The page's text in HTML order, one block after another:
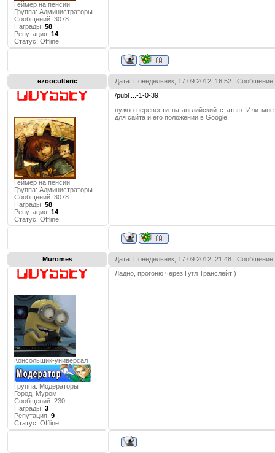
Геймер на пенсии
Группа: Администраторы
Сообщений: 3078
Награды: 58
Репутация: 14
Статус: Offline
ezooculteric Дата: Понедельник, 17.09.2012, 16:52 |
Геймер на пенсии
Группа: Администраторы
Сообщений: 3078
Награды: 58
Репутация: 14
Статус: Offline
/publ....-1-0-39
нужно перевести на английский статью. Или
для сайта и его положении в Google.
Muromes Дата: Понедельник, 17.09.2012, 21:48 |
Консольщик-универсал
Группа: Модераторы
Город: Муром
Сообщений: 230
Награды: 3
Репутация: 9
Статус: Offline
Ладно, прогоню через Гугл Транслейт )